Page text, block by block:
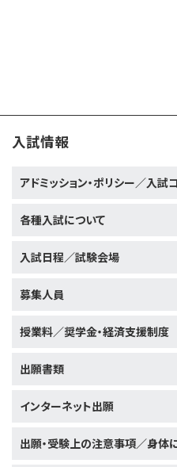
入試情報
アドミッション・ポリシー／入試
各種入試について
入試日程／試験会場
募集人員
授業料／奨学金・経済支援制度
出願書類
インターネット出願
出願・受験上の注意事項／身体